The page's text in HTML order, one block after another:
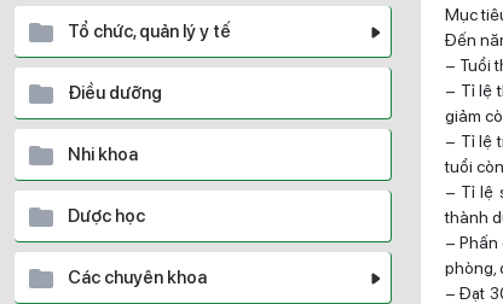
Tổ chức, quản lý y tế
Điều dưỡng
Nhi khoa
Dược học
Các chuyên khoa
Mục
Đến
– Tuổi
– Tỉ lệ
giảm
– Tỉ lệ
tuổi
– Tỉ lệ
thành
– Phấn
phòng,
– Đạt